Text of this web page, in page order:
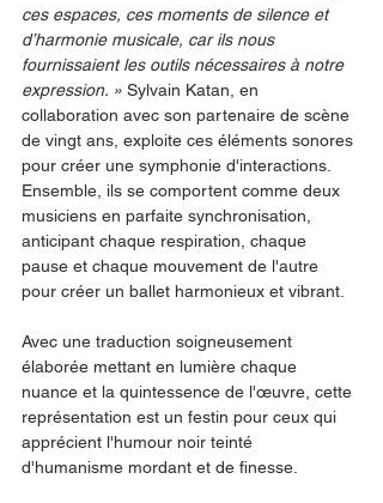
ces espaces, ces moments de silence et
d’harmonie musicale, car ils nous
fournissaient les outils nécessaires à notre
expression. » Sylvain Katan, en
collaboration avec son partenaire de scène
de vingt ans, exploite ces éléments sonores
pour créer une symphonie d'interactions.
Ensemble, ils se comportent comme deux
musiciens en parfaite synchronisation,
anticipant chaque respiration, chaque
pause et chaque mouvement de l'autre
pour créer un ballet harmonieux et vibrant.
Avec une traduction soigneusement
élaborée mettant en lumière chaque
nuance et la quintessence de l'œuvre, cette
représentation est un festin pour ceux qui
apprécient l'humour noir teinté
d'humanisme mordant et de finesse.